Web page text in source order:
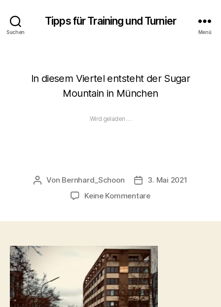
Suchen
Tipps für Training und Turnier
Menü
In diesem Viertel entsteht der Sugar
Mountain in München
Wird geladen …
Beitragsautor
Von Bernhard_Schoon
3. Mai 2021
Keine Kommentarezu